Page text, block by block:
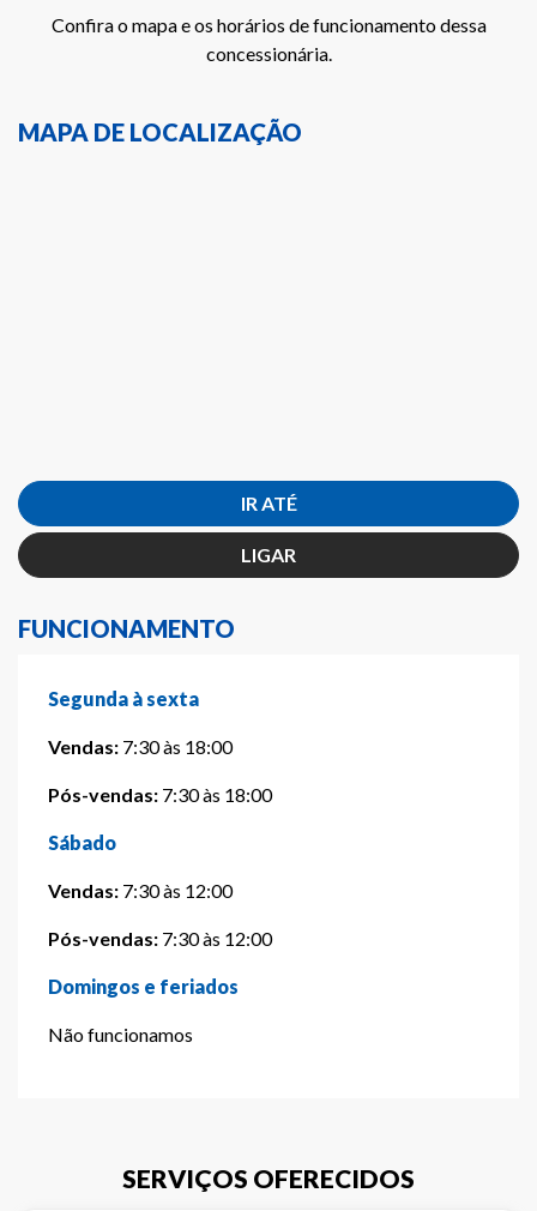
Confira o mapa e os horários de funcionamento dessa
concessionária.
MAPA DE LOCALIZAÇÃO
IR ATÉ
LIGAR
FUNCIONAMENTO
Segunda à sexta
Vendas: 7:30 às 18:00
Pós-vendas: 7:30 às 18:00
Sábado
Vendas: 7:30 às 12:00
Pós-vendas: 7:30 às 12:00
Domingos e feriados
Não funcionamos
SERVIÇOS OFERECIDOS